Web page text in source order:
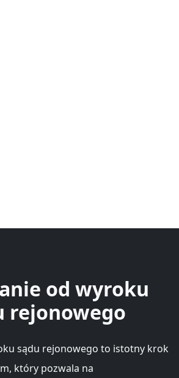
od wyroku
rejonowego
sądu rejonowego to istotny krok
który pozwala na